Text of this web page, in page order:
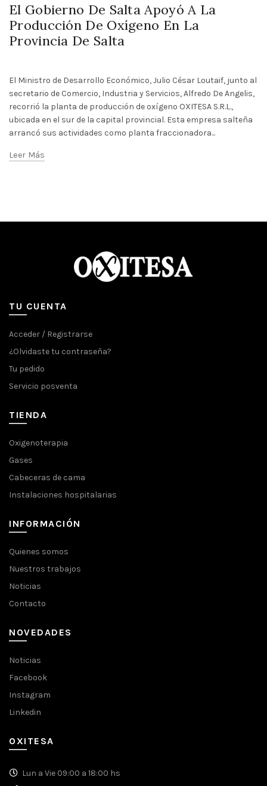
El Gobierno De Salta Apoyó A La
Producción De Oxígeno En La
Provincia De Salta
El Ministro de Desarrollo Económico, Julio César Loutaif, junto al
secretario de Comercio, Industria y Servicios, Alfredo De Angelis,
recorrió la planta de producción de oxígeno OXITESA S.R.L.,
ubicada en el sur de la capital provincial. Esta empresa salteña
arrancó sus actividades como planta fraccionadora...
Leer Más
TU CUENTA
Acceder / Registrarse
¿Olvidaste tu contraseña?
Tu pedido
Servicio posventa
TIENDA
Oxigenoterapia
Gases
Cabeceras de cama
Instalaciones hospitalarias
INFORMACIÓN
Quienes somos
Nuestros trabajos
Noticias
Contacto
NOVEDADES
Noticias
Facebook
Instagram
Linkedin
OXITESA
Lun a Vie 09:00 a 18:00 hs